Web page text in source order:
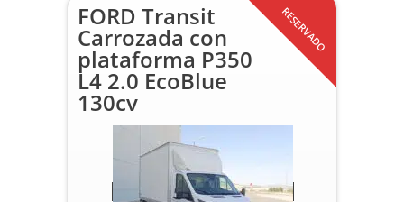
RESERVADO
FORD Transit
Carrozada con
plataforma P350
L4 2.0 EcoBlue
130cv